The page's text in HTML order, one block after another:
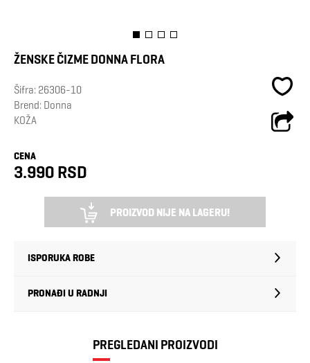
ŽENSKE ČIZME DONNA FLORA
Šifra: 26306-10
Brend: Donna
KOŽA
CENA
3.990 RSD
PROIZVOD NIJE NA LAGERU!
ISPORUKA ROBE
PRONAĐI U RADNJI
PREGLEDANI PROIZVODI